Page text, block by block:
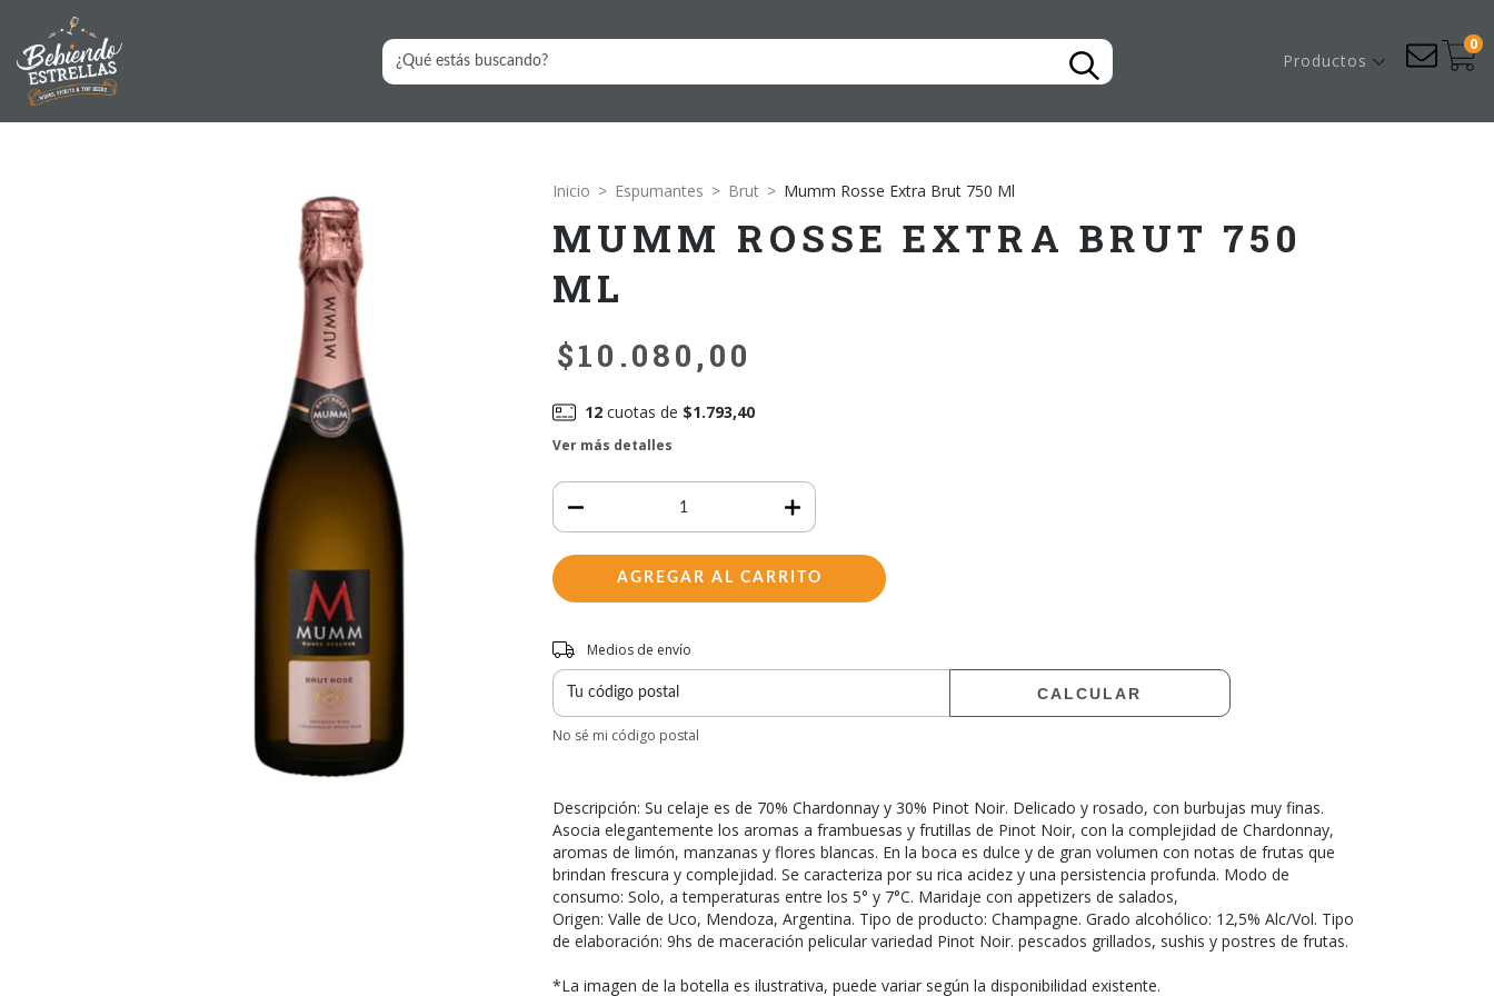
Productos
0
Inicio > Espumantes > Brut > Mumm Rosse Extra Brut 750 Ml
MUMM ROSSE EXTRA BRUT 750
ML
$10.080,00
12cuotas de $1.793,40
Ver más detalles
Entregas para el CP:
Medios de envío
CALCULAR
No sé mi código postal
Descripción: Su celaje es de 70% Chardonnay y 30% Pinot Noir. Delicado y rosado, con burbujas muy finas.
Asocia elegantemente los aromas a frambuesas y frutillas de Pinot Noir, con la complejidad de Chardonnay,
aromas de limón, manzanas y flores blancas. En la boca es dulce y de gran volumen con notas de frutas que
brindan frescura y complejidad. Se caracteriza por su rica acidez y una persistencia profunda. Modo de
consumo: Solo, a temperaturas entre los 5° y 7°C. Maridaje con appetizers de salados,
Origen: Valle de Uco, Mendoza, Argentina. Tipo de producto: Champagne. Grado alcohólico: 12,5% Alc/Vol. Tipo
de elaboración: 9hs de maceración pelicular variedad Pinot Noir. pescados grillados, sushis y postres de frutas.
*La imagen de la botella es ilustrativa, puede variar según la disponibilidad existente.